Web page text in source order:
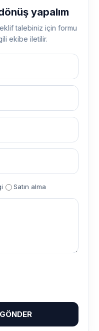
yapalım
talebiniz için formu
ekibe iletilir.
Satın alma